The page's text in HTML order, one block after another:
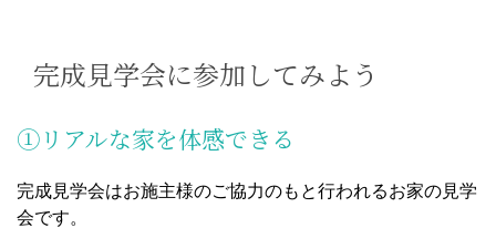
完成見学会に参加してみよう
①リアルな家を体感できる
完成見学会はお施主様のご協力のもと行われるお家の見学
会です。